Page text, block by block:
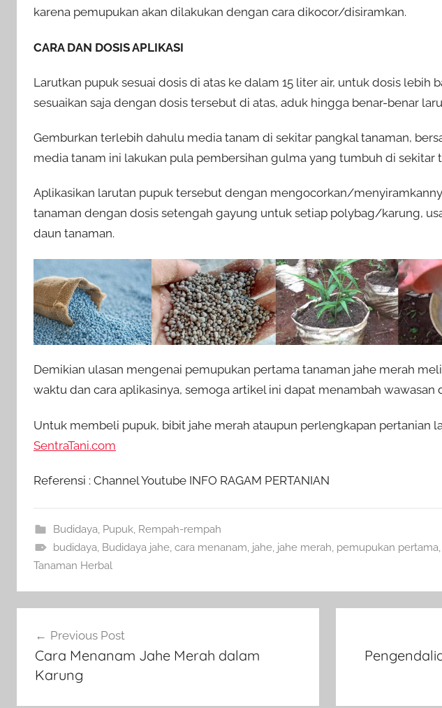
karena pemupukan akan dilakukan dengan cara dikocor/disiramkan.
CARA DAN DOSIS APLIKASI
Larutkan pupuk sesuai dosis di atas ke dalam 15 liter air, untuk dosis lebih
sesuaikan saja dengan dosis tersebut di atas, aduk hingga benar-benar
Gemburkan terlebih dahulu media tanam di sekitar pangkal tanaman,
media tanam ini lakukan pula pembersihan gulma yang tumbuh di sekitar
Aplikasikan larutan pupuk tersebut dengan mengocorkan/
tanaman dengan dosis setengah gayung untuk setiap polybag/karung,
daun tanaman.
Demikian ulasan mengenai pemupukan pertama tanaman jahe merah
waktu dan cara aplikasinya, semoga artikel ini dapat menambah wawasan
Untuk membeli pupuk, bibit jahe merah ataupun perlengkapan pertanian
SentraTani.com
Referensi : Channel Youtube INFO RAGAM PERTANIAN
Budidaya, Pupuk, Rempah-rempah
budidaya, Budidaya jahe, cara menanam, jahe, jahe merah, pemupukan pertama,
Tanaman Herbal
pos Previous Post
Cara Menanam Jahe Merah dalam
Karung